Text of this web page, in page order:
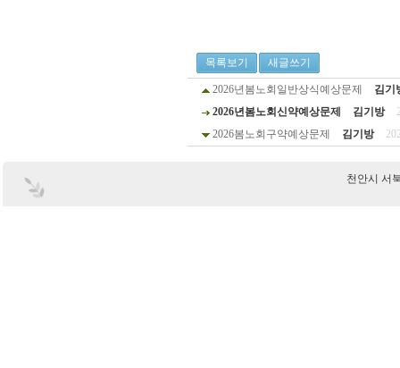
목록보기 새글쓰기
2026년봄노회일반상식예상문제
김기
2026년봄노회신약예상문제
김기방
2026봄노회구약예상문제
김기방
천안시 서